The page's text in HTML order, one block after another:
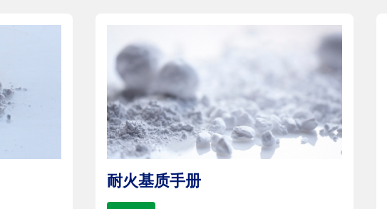
耐火基质手册